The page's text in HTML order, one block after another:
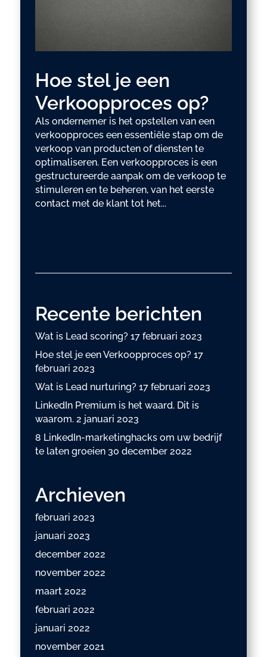
Hoe stel je een
Verkoopproces op?
Als ondernemer is het opstellen van een
verkoopproces een essentiële stap om de
verkoop van producten of diensten te
optimaliseren. Een verkoopproces is een
gestructureerde aanpak om de verkoop te
stimuleren en te beheren, van het eerste
contact met de klant tot het...
Recente berichten
Wat is Lead scoring? 17 februari 2023
Hoe stel je een Verkoopproces op? 17
februari 2023
Wat is Lead nurturing? 17 februari 2023
LinkedIn Premium is het waard. Dit is
waarom. 2 januari 2023
8 LinkedIn-marketinghacks om uw bedrijf
te laten groeien 30 december 2022
Archieven
februari 2023
januari 2023
december 2022
november 2022
maart 2022
februari 2022
januari 2022
november 2021